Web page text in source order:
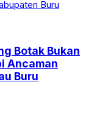
Botak Bukan
Ancaman
Buru